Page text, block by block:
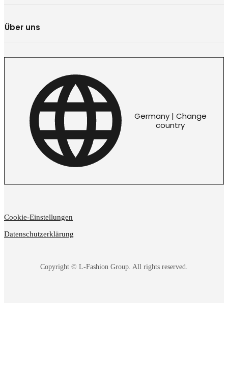
Über uns
Germany | Change
country
Copyright © L-Fashion Group. All rights reserved.
Cookie-Einstellungen
Datenschutzerklärung